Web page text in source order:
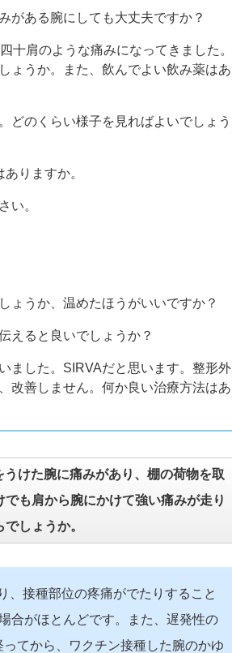
がある腕にしても大丈夫ですか？
十肩のような痛みになってきました。
ょうか。また、飲んでよい飲み薬はあ
どのくらい様子を見ればよいでしょう
りますか。
い。
ょうか、温めたほうがいいですか？
えると良いでしょうか？
ました。SIRVAだと思います。整形外
改善しません。何か良い治療方法はあ
けた腕に痛みがあり、棚の荷物を取
も肩から腕にかけて強い痛みが走り
しょうか。
、接種部位の疼痛がでたりすること
合がほとんどです。また、遅発性の
てから、ワクチン接種した腕のかゆ